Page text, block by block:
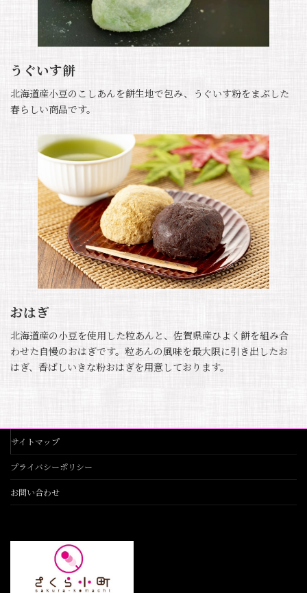
うぐいす餅
北海道産小豆のこしあんを餅生地で包み、うぐいす粉をまぶした
春らしい商品です。
おはぎ
北海道産の小豆を使用した粒あんと、佐賀県産ひよく餅を組み合
わせた自慢のおはぎです。粒あんの風味を最大限に引き出したお
はぎ、香ばしいきな粉おはぎを用意しております。
サイトマップ
プライバシーポリシー
お問い合わせ